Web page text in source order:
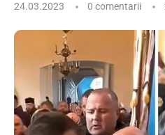
24.03.2023 0 comentarii